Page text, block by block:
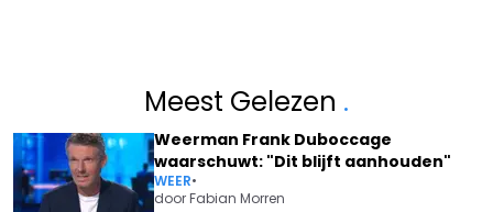
Meest Gelezen .
Weerman Frank Duboccage
waarschuwt: "Dit blijft aanhouden"
WEER•
doorFabian Morren